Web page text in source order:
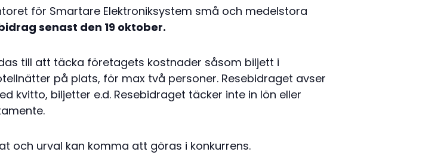
för Smartare Elektroniksystem små och medelstora
senast den 19 oktober.
till att täcka företagets kostnader såsom biljett i
på plats, för max två personer. Resebidraget avser
kvitto, biljetter e.d. Resebidraget täcker inte in lön eller
och urval kan komma att göras i konkurrens.